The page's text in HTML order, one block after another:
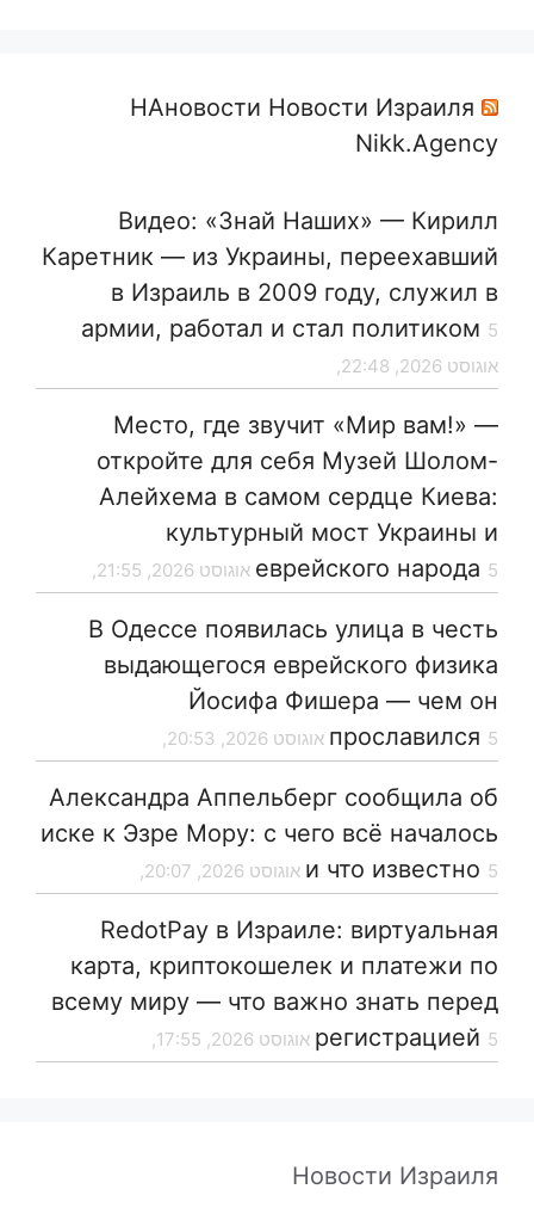
НАновости Новости Израиля
Nikk.Agency
Видео: «Знай Наших» — Кирилл
Каретник — из Украины, переехавший
в Израиль в 2009 году, служил в
армии, работал и стал политиком 5
אוגוסט 2026, 22:48,
Место, где звучит «Мир вам!» —
откройте для себя Музей Шолом-
Алейхема в самом сердце Киева:
культурный мост Украины и
еврейского народа 5 אוגוסט 2026, 21:55,
В Одессе появилась улица в честь
выдающегося еврейского физика
Йосифа Фишера — чем он
прославился 5 אוגוסט 2026, 20:53,
Александра Аппельберг сообщила об
иске к Эзре Мору: с чего всё началось
и что известно 5 אוגוסט 2026, 20:07,
RedotPay в Израиле: виртуальная
карта, криптокошелек и платежи по
всему миру — что важно знать перед
регистрацией 5 אוגוסט 2026, 17:55,
Новости Израиля